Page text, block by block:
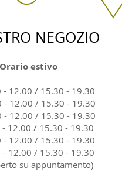
NEGOZIO
Orario estivo
- 12.00 / 15.30 - 19.30
- 12.00 / 15.30 - 19.30
- 12.00 / 15.30 - 19.30
12.00 / 15.30 - 19.30
- 12.00 / 15.30 - 19.30
- 12.00 / 15.30 - 19.30
su appuntamento)